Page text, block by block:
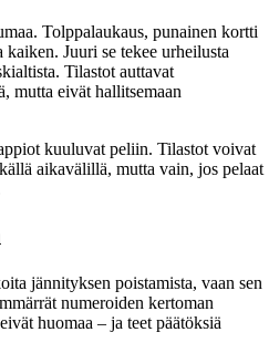
Tolppalaukaus, punainen kortti
Juuri se tekee urheilusta
Tilastot auttavat
mutta eivät hallitsemaan
kuuluvat peliin. Tilastot voivat
aikavälillä, mutta vain, jos pelaat
jännityksen poistamista, vaan sen
numeroiden kertoman
huomaa – ja teet päätöksiä